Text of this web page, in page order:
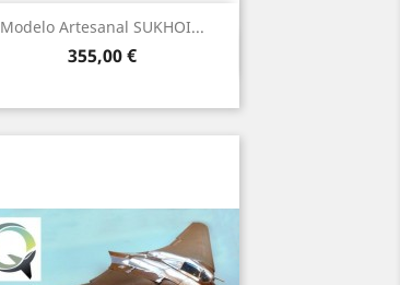
Modelo Artesanal SUKHOI...
Precio
355,00 €
Vista rápida